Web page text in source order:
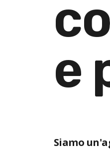
e
Siamo